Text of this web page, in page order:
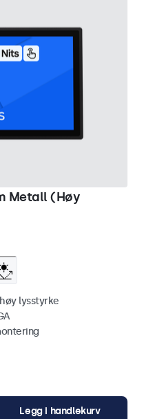
Metall (Høy
lysstyrke
Legg i handlekurv